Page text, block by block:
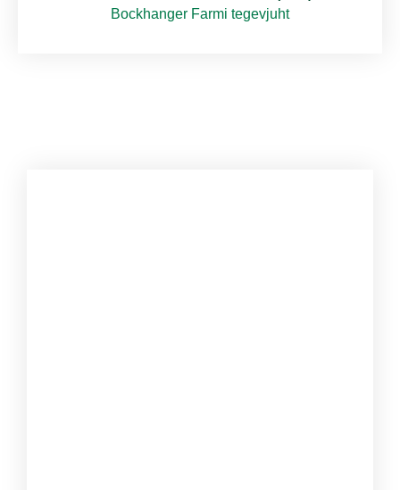
Bockhanger Farmi tegevjuht